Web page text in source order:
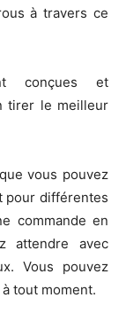
à travers ce
conçues et
tirer le meilleur
vous pouvez
pour différentes
commande en
attendre avec
Vous pouvez
tout moment.